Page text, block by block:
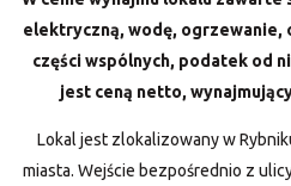
elektryczną, wodę, ogrzewanie,
części wspólnych, podatek od
jest ceną netto,
Lokal jest zlokalizowany w
miasta. Wejście bezpośrednio z